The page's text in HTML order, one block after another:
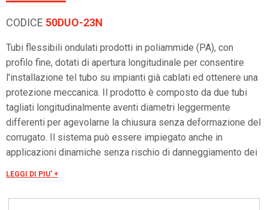
CODICE 50DUO-23N
Tubi flessibili ondulati prodotti in poliammide (PA), con
profilo fine, dotati di apertura longitudinale per consentire
l'installazione tel tubo su impianti già cablati ed ottenere una
protezione meccanica. Il prodotto è composto da due tubi
tagliati longitudinalmente aventi diametri leggermente
differenti per agevolarne la chiusura senza deformazione del
corrugato. Il sistema può essere impiegato anche in
applicazioni dinamiche senza rischio di danneggiamento dei
privi di sostanze alogene, silicone e cadmio. Offrono buona
LEGGI DI PIU' +